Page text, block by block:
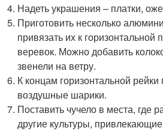
Надеть украшения – платки,
Приготовить несколько
привязать их к
веревок. Можно добавить
звенели на ветру.
К концам горизонтальной рейки
воздушные шарики.
Поставить чучело в места, где
другие культуры,